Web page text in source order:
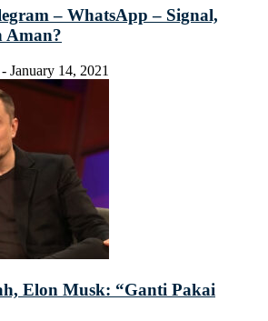
– WhatsApp – Signal,
Aman?
- January 14, 2021
Elon Musk: “Ganti Pakai